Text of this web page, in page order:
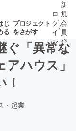
じ
る
プロジェクト
をさがす
近いプ
ロ
グ
イ
ン
/
新
規
会
員
登
録
ぐ「異常な
ハウス」
・起業